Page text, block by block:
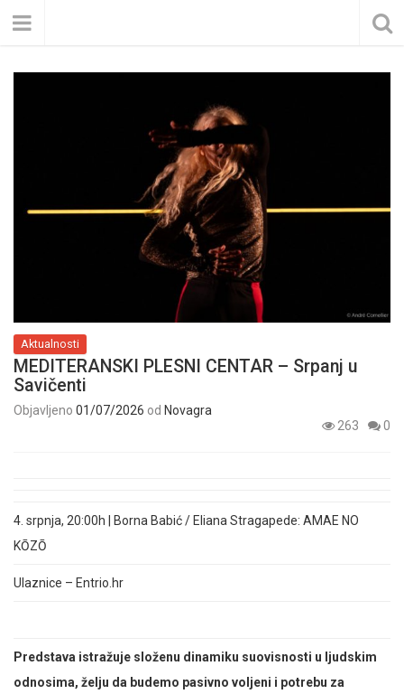
Aktualnosti
MEDITERANSKI PLESNI CENTAR – Srpanj u
Savičenti
Objavljeno 01/07/2026 od Novagra
263
0
4. srpnja, 20:00h | Borna Babić / Eliana Stragapede: AMAE NO
KŌZŌ
Ulaznice – Entrio.hr
Predstava istražuje složenu dinamiku suovisnosti u ljudskim
odnosima, želju da budemo pasivno voljeni i potrebu za